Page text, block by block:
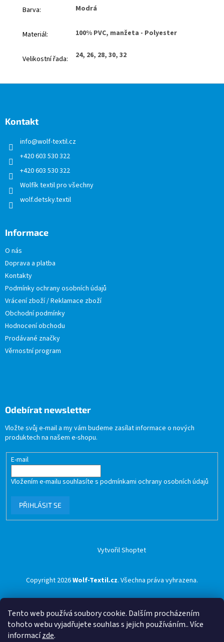
Tento web používá soubory cookie. Dalším procházením
tohoto webu vyjadřujete souhlas s jejich používáním.. Více
informacízde.
Barva: Modrá
Materiál: 100% PVC, manžeta - Polyester
Velikostní řada: 24, 26, 28, 30, 32
Kontakt
info@wolf-textil.cz
+420 603 530 322
+420 603 530 322
Wolfík textil pro všechny
wolf.detsky.textil
Informace
O nás
Doprava a platba
Kontakty
Podmínky ochrany osobních údajů
Vrácení zboží / Reklamace zboží
Obchodní podmínky
Hodnocení obchodu
Prodávané značky
Věrnostní program
Odebírat newsletter
Vložte svůj e-mail a my vám budeme zasílat informace o nových
produktech na našem e-shopu.
E-mail
Vložením e-mailu souhlasíte s podmínkami ochrany osobních údajů
PŘIHLÁSIT SE
Vytvořil Shoptet
Copyright 2026Wolf-Textil.cz. Všechna práva vyhrazena.